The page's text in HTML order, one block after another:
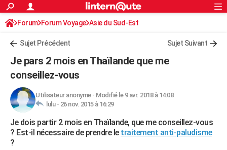
ACTUALITÉS
Politique
Société
Faits Divers
Education
Monde
Villes
+
Programme TV
Streaming
Sorties cinéma
FINANCE
Retraite
Impôts
Epargne
Immobilier
Risques naturels par ville
Banque
Assurance
Crédit
AUTO
Essais
Réserver un essai
Citadines
Berlines
SUV
Forum auto
HIGH-TECH
Mobiles
Meilleur smartphone
Internet
Ordinateurs
Jeux vidéo
Guide high-tech
+BRICOLAGE
S'inscrire
Connexion
Forum Forum Voyage Asie du Sud-Est
Sujet Précédent Sujet Suivant
Je pars 2 mois en Thaïlande que me
conseillez-vous
Utilisateur anonyme- Modifié le 9 avr. 2018 à 14:08
lulu - 26 nov. 2015 à 16:29
Je dois partir 2 mois en Thaïlande, que me conseillez-vous
? Est-il nécessaire de prendre le traitement anti-paludisme
?